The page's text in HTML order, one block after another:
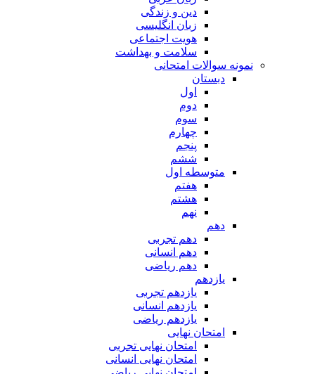
دین و زندگی
زبان انگلیسی
هویت اجتماعی
سلامت و بهداشت
نمونه سوالات امتحانی
دبستان
اول
دوم
سوم
چهارم
پنجم
ششم
متوسطه اول
هفتم
هشتم
نهم
دهم
دهم تجربی
دهم انسانی
دهم ریاضی
یازدهم
یازدهم تجربی
یازدهم انسانی
یازدهم ریاضی
امتحان نهایی
امتحان نهایی تجربی
امتحان نهایی انسانی